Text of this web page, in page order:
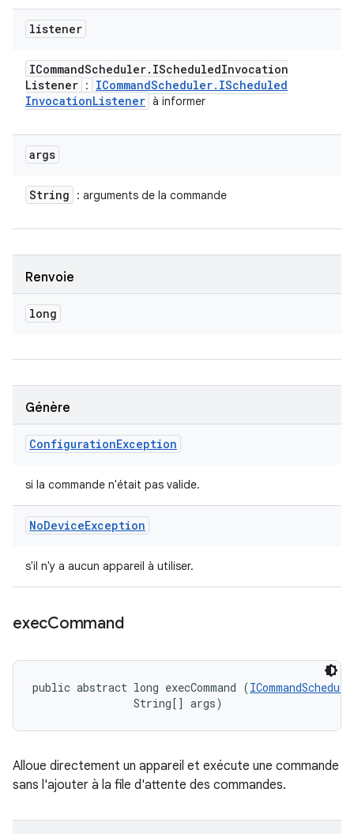
listener
ICommandScheduler. IScheduledInvocation
Listener : ICommandScheduler. IScheduled
InvocationListener à informer
args
String : arguments de la commande
Renvoie
long
Génère
ConfigurationException
si la commande n'était pas valide.
NoDeviceException
s'il n'y a aucun appareil à utiliser.
execCommand
public abstract long execCommand (
                String[] args)
Alloue directement un appareil et exécute une commande
sans l'ajouter à la file d'attente des commandes.